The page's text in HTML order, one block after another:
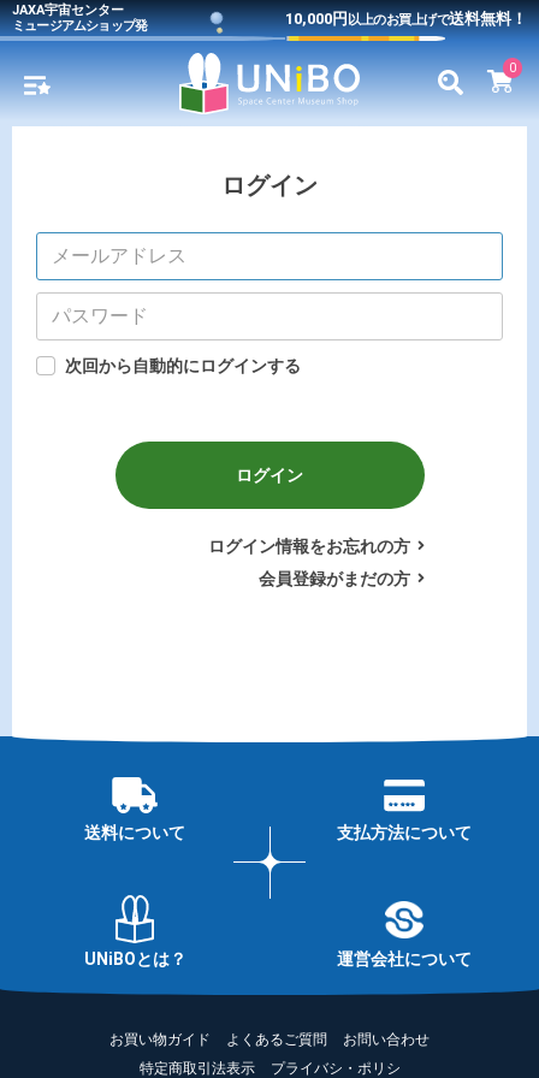
JAXA宇宙センター
ミュージアムショップ発
10,000円以上のお買上げで送料無料！
0
ログイン
次回から自動的にログインする
ログイン
ログイン情報をお忘れの方
会員登録がまだの方
送料について 支払方法について
UNiBOとは？ 運営会社について
お買い物ガイド よくあるご質問
お問い合わせ
特定商取引法表示
プライバシ・ポリシ